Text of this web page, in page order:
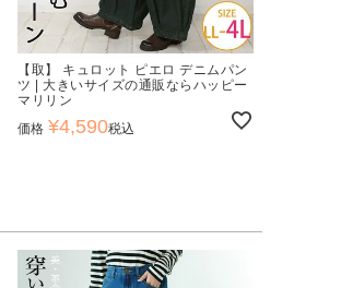
【取】 キュロット ピエロ デニムパン
ツ | 大きいサイズの通販ならハッピー
マリリン
価格 ¥4,590税込